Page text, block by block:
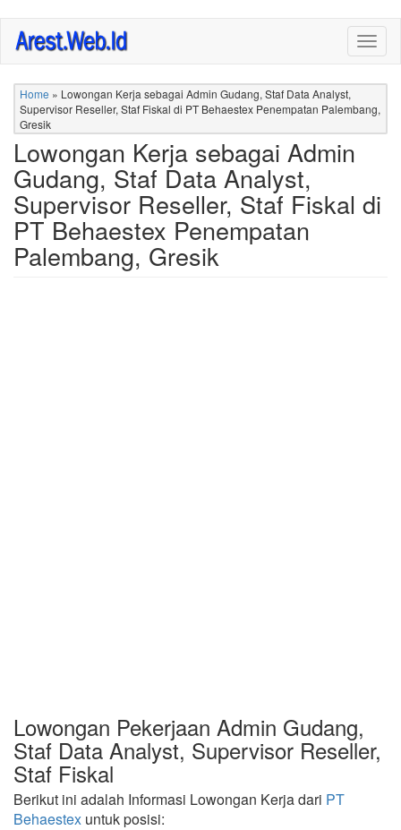
Skip
main
content
Home » Lowongan Kerja sebagai Admin Gudang, Staf Data Analyst,
Supervisor Reseller, Staf Fiskal di PT Behaestex Penempatan Palembang,
Gresik
Lowongan Kerja sebagai Admin
Gudang, Staf Data Analyst,
Supervisor Reseller, Staf Fiskal di
PT Behaestex Penempatan
Palembang, Gresik
Lowongan Pekerjaan Admin Gudang,
Staf Data Analyst, Supervisor Reseller,
Staf Fiskal
Berikut ini adalah Informasi Lowongan Kerja dari PT
Behaestex untuk posisi: